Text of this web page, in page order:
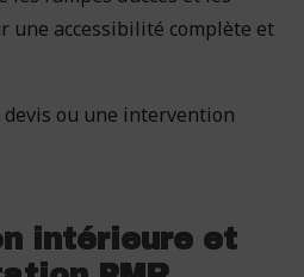
une accessibilité complète et
devis ou une intervention
intérieure et